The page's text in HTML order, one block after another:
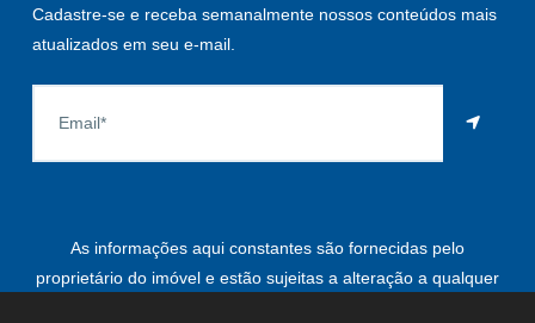
Cadastre-se e receba semanalmente nossos conteúdos mais
atualizados em seu e-mail.
As informações aqui constantes são fornecidas pelo
proprietário do imóvel e estão sujeitas a alteração a qualquer